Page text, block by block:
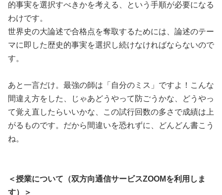
的事実を選択すべきかを考える、という手順が必要になる
わけです。
世界史の大論述で合格点を奪取するためには、論述のテー
マに即した歴史的事実を選択し続けなければならないので
す。
あと一言だけ。最強の師は「自分のミス」ですよ！こんな
間違え方をした、じゃあどうやって防ごうかな、どうやっ
て覚え直したらいいかな、この試行回数の多さで成績は上
がるものです。だから間違いを恐れずに、どんどん書こう
ね。
＜授業について（双方向通信サービスZOOMを利用しま
す）＞